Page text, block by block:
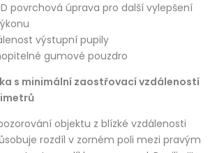
povrchová úprava pro další vylepšení
výstupní pupily
gumové pouzdro
s minimální zaostřovací vzdáleností
objektu z blízké vzdálenosti
rozdíl v zorném poli mezi pravým